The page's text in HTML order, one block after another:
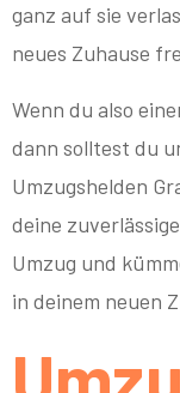
ganz auf sie
neues Zuhause
Wenn du also
dann solltest du
Umzugshelden
deine
Umzug und
in deinem neuen